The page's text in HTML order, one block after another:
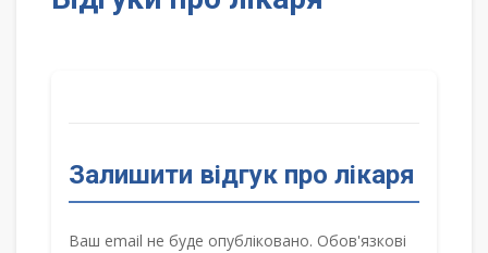
Залишити відгук про лікаря
Ваш email не буде опубліковано. Обов'язкові